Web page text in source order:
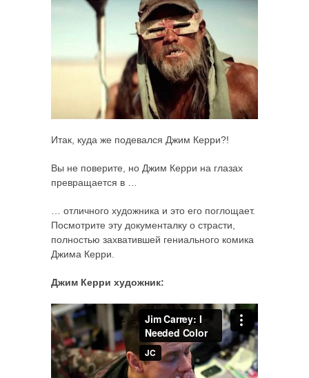
Итак, куда же подевался Джим Керри?!
Вы не поверите, но Джим Керри на глазах
превращается в …
… отличного художника и это его поглощает.
Посмотрите эту документалку о страсти,
полностью захватившей гениального комика
Джима Керри.
Джим Керри художник: